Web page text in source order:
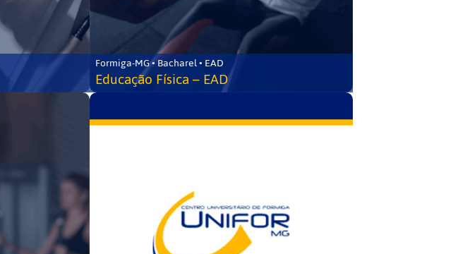
Formiga-MG • Bacharel • EAD
Educação Física – EAD